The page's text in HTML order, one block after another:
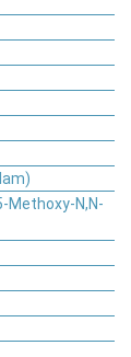
Methoxy-N,N-